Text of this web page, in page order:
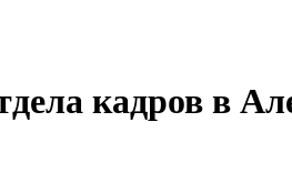
кадров в